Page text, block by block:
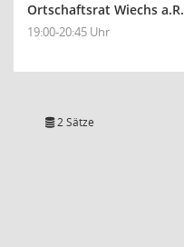
Ortschaftsrat Wiechs a.R.
19:00-20:45 Uhr
2 Sätze